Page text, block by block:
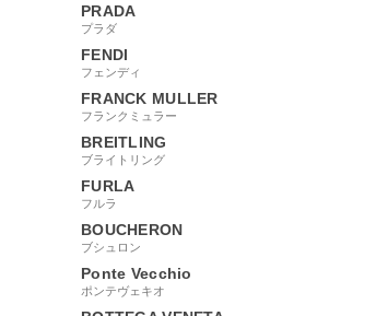
PRADA
プラダ
FENDI
フェンディ
FRANCK MULLER
フランクミュラー
BREITLING
ブライトリング
FURLA
フルラ
BOUCHERON
ブシュロン
Ponte Vecchio
ポンテヴェキオ